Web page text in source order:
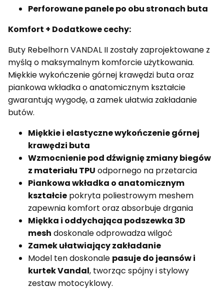
Perforowane panele po obu stronach buta
Komfort + Dodatkowe cechy:
Buty Rebelhorn VANDAL II zostały zaprojektowane z
myślą o maksymalnym komforcie użytkowania.
Miękkie wykończenie górnej krawędzi buta oraz
piankowa wkładka o anatomicznym kształcie
gwarantują wygodę, a zamek ułatwia zakładanie
butów.
Miękkie i elastyczne wykończenie górnej
krawędzi buta
Wzmocnienie pod dźwignię zmiany biegów
z materiału TPU odpornego na przetarcia
Piankowa wkładka o anatomicznym
kształcie pokryta poliestrowym meshem
zapewnia komfort oraz absorbuje drgania
Miękka i oddychająca podszewka 3D
mesh doskonale odprowadza wilgoć
Zamek ułatwiający zakładanie
Model ten doskonale pasuje do jeansów i
kurtek Vandal, tworząc spójny i stylowy
zestaw motocyklowy.